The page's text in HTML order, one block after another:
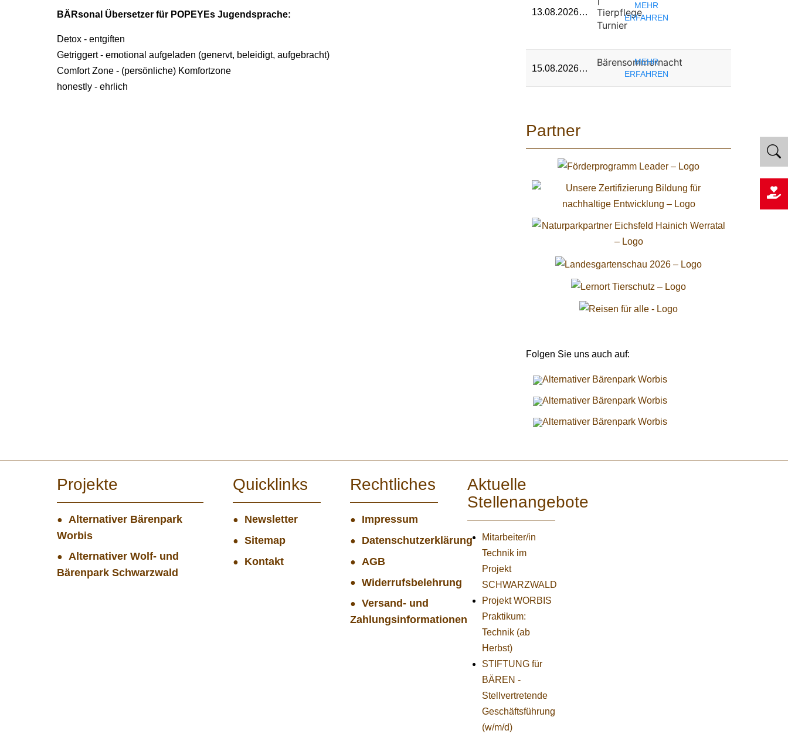
BÄRsonal Übersetzer für POPEYEs Jugendsprache:
Detox - entgiften
Getriggert - emotional aufgeladen (genervt, beleidigt, aufgebracht)
Comfort Zone - (persönliche) Komfortzone
honestly - ehrlich
13.08.2026…
Tierpflege
Turnier
MEHR
ERFAHREN
15.08.2026… Bärensommernacht
MEHR
ERFAHREN
Partner
Folgen Sie uns auch auf:
Projekte
Alternativer Bärenpark
Worbis
Alternativer Wolf- und
Bärenpark Schwarzwald
Quicklinks
Newsletter
Sitemap
Kontakt
Rechtliches
Impressum
Datenschutzerklärung
AGB
Widerrufsbelehrung
Versand- und
Zahlungsinformationen
Aktuelle
Stellenangebote
Mitarbeiter/in
Technik im
Projekt
SCHWARZWALD
Projekt WORBIS
Praktikum:
Technik (ab
Herbst)
STIFTUNG für
BÄREN -
Stellvertretende
Geschäftsführung
(w/m/d)